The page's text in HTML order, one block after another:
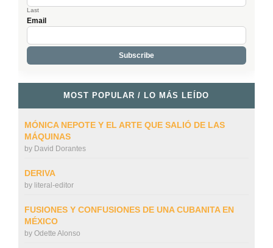
Last
Email
MOST POPULAR / LO MÁS LEÍDO
MÓNICA NEPOTE Y EL ARTE QUE SALIÓ DE LAS
MÁQUINAS
by David Dorantes
DERIVA
by literal-editor
FUSIONES Y CONFUSIONES DE UNA CUBANITA EN
MÉXICO
by Odette Alonso